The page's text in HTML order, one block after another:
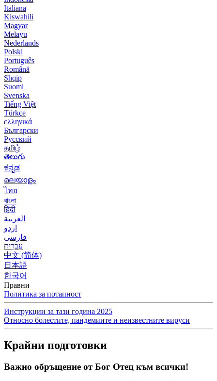
Italiana
Kiswahili
Magyar
Melayu
Nederlands
Polski
Português
Română
Shqip
Suomi
Svenska
Tiếng Việt
Türkçe
ελληνικά
Български
Русский
தமிழ்
తెలుగు
ಕನ್ನಡ
മലയാളം
ไทย
বাংলা
हिंदी
العربية
اردو
فارسی
עִברִית
中文 (简体)
日本語
한국어
Правни
Политика за потапност
Инструкции за тази година 2025
Относно болестите, пандемиите и неизвестните вируси
Крайни подготовки
Важно обръщение от Бог Отец към всички!